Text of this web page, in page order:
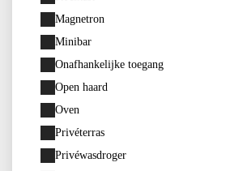
Magnetron
Minibar
Onafhankelijke toegang
Open haard
Oven
Privéterras
Privéwasdroger